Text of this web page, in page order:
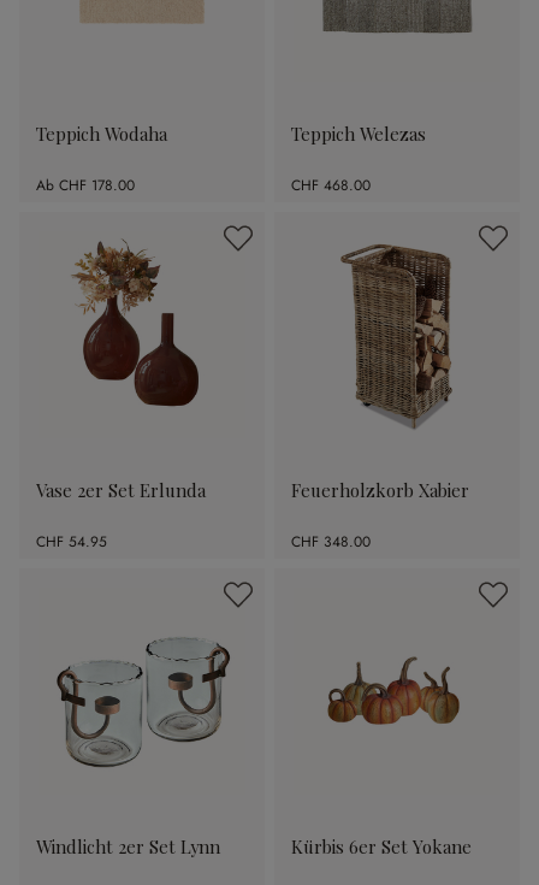
Teppich Wodaha
Ab CHF 178.00
Teppich Welezas
CHF 468.00
Vase 2er Set Erlunda
CHF 54.95
Feuerholzkorb Xabier
CHF 348.00
Windlicht 2er Set Lynn Kürbis 6er Set Yokane